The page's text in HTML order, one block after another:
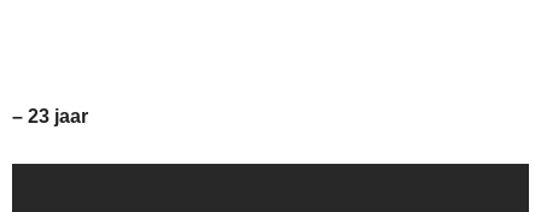
– 23 jaar